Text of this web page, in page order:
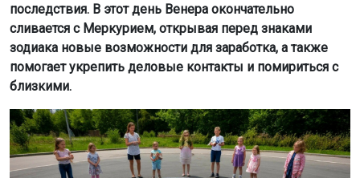
последствия. В этот день Венера окончательно
сливается с Меркурием, открывая перед знаками
зодиака новые возможности для заработка, а также
помогает укрепить деловые контакты и помириться с
близкими.